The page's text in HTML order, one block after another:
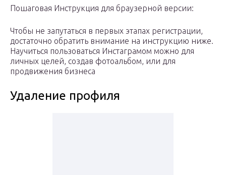
Пошаговая Инструкция для браузерной версии:
Чтобы не запутаться в первых этапах регистрации,
достаточно обратить внимание на инструкцию ниже.
Научиться пользоваться Инстаграмом можно для
личных целей, создав фотоальбом, или для
продвижения бизнеса
Удаление профиля